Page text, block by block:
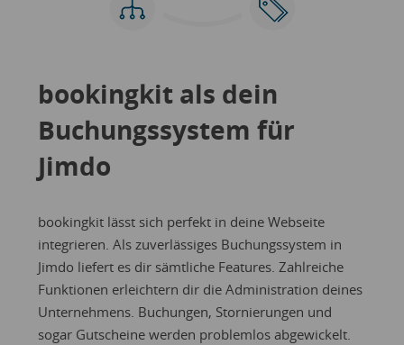
bookingkit als dein
Buchungssystem für
Jimdo
bookingkit lässt sich perfekt in deine Webseite
integrieren. Als zuverlässiges Buchungssystem in
Jimdo liefert es dir sämtliche Features. Zahlreiche
Funktionen erleichtern dir die Administration deines
Unternehmens. Buchungen, Stornierungen und
sogar Gutscheine werden problemlos abgewickelt.